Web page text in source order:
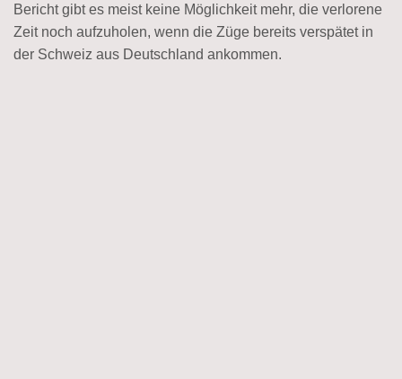
Bericht gibt es meist keine Möglichkeit mehr, die verlorene
Zeit noch aufzuholen, wenn die Züge bereits verspätet in
der Schweiz aus Deutschland ankommen.